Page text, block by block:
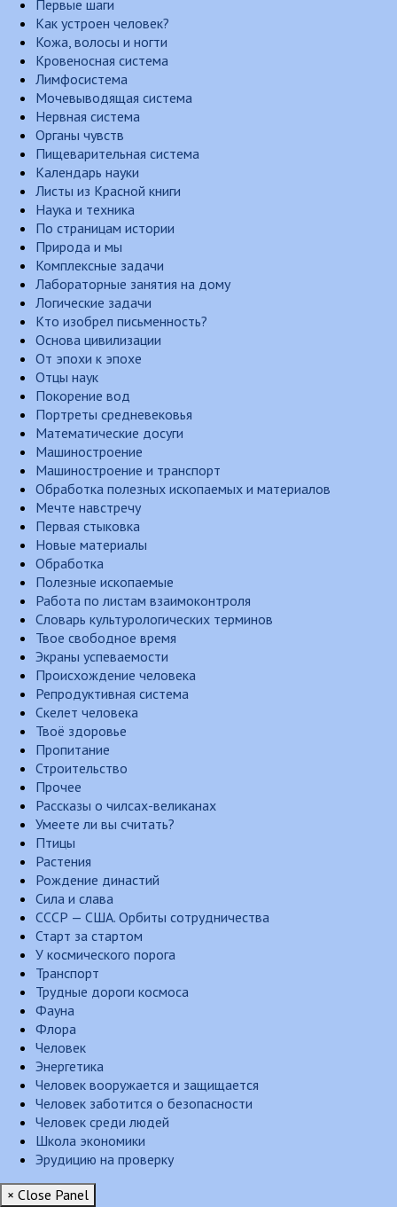
Первые шаги
Как устроен человек?
Кожа, волосы и ногти
Кровеносная система
Лимфосистема
Мочевыводящая система
Нервная система
Органы чувств
Пищеварительная система
Календарь науки
Листы из Красной книги
Наука и техника
По страницам истории
Природа и мы
Комплексные задачи
Лабораторные занятия на дому
Логические задачи
Кто изобрел письменность?
Основа цивилизации
От эпохи к эпохе
Отцы наук
Покорение вод
Портреты средневековья
Математические досуги
Машиностроение
Машиностроение и транспорт
Обработка полезных ископаемых и материалов
Мечте навстречу
Первая стыковка
Новые материалы
Обработка
Полезные ископаемые
Работа по листам взаимоконтроля
Словарь культурологических терминов
Твое свободное время
Экраны успеваемости
Происхождение человека
Репродуктивная система
Скелет человека
Твоё здоровье
Пропитание
Строительство
Прочее
Рассказы о чилсах-великанах
Умеете ли вы считать?
Птицы
Растения
Рождение династий
Сила и слава
СССР — США. Орбиты сотрудничества
Старт за стартом
У космического порога
Транспорт
Трудные дороги космоса
Фауна
Флора
Человек
Энергетика
Человек вооружается и защищается
Человек заботится о безопасности
Человек среди людей
Школа экономики
Эрудицию на проверку
× Close Panel